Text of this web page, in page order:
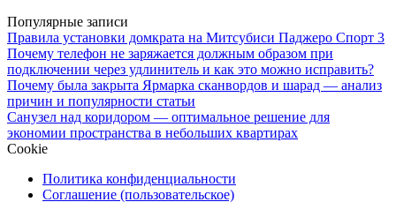
Популярные записи
Правила установки домкрата на Митсубиси Паджеро Спорт 3
Почему телефон не заряжается должным образом при
подключении через удлинитель и как это можно исправить?
Почему была закрыта Ярмарка сканвордов и шарад — анализ
причин и популярности статьи
Санузел над коридором — оптимальное решение для
экономии пространства в небольших квартирах
Cookie
Политика конфиденциальности
Соглашение (пользовательское)